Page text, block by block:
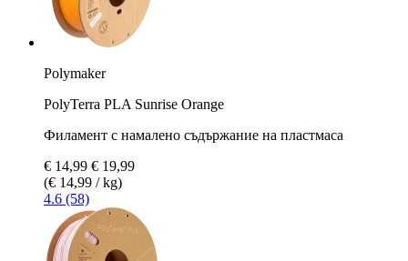
Polymaker
PolyTerra PLA Sunrise Orange
Филамент с намалено съдържание на пластмаса
€ 14,99 € 19,99
(€ 14,99 / kg)
4.6 (58)